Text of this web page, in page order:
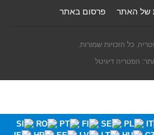
של האתר
פרסום באתר
הפטריה דיגיטל